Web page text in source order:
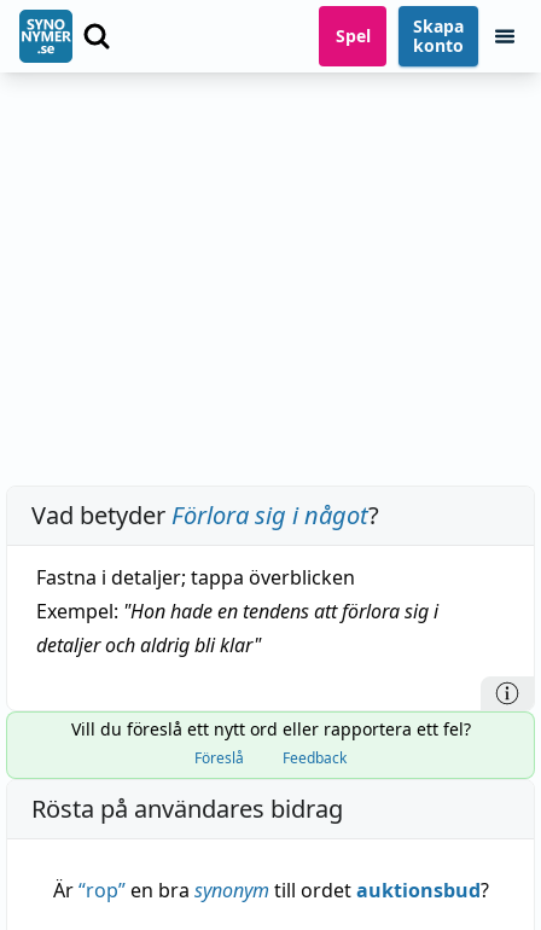
Spel
Skapa
konto
Vad betyder Förlora sig i något?
Fastna i detaljer; tappa överblicken
Exempel: "Hon hade en tendens att förlora sig i
detaljer och aldrig bli klar"
Vill du föreslå ett nytt ord eller rapportera ett fel?
Föreslå Feedback
Rösta på användares bidrag
Är“rop”en bra synonym till ordetauktionsbud?